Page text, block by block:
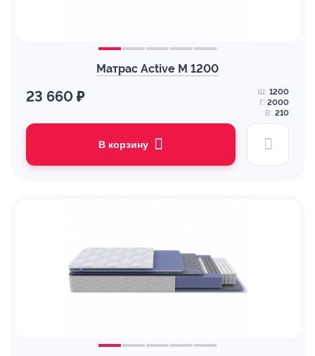
Матрас Active M 1200
23 660 ₽ Ш: 1200
Г: 2000
В: 210
В корзину